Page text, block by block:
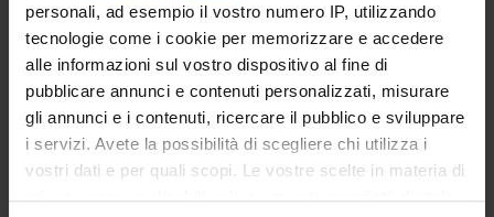
personali, ad esempio il vostro numero IP, utilizzando
tecnologie come i cookie per memorizzare e accedere
alle informazioni sul vostro dispositivo al fine di
pubblicare annunci e contenuti personalizzati, misurare
gli annunci e i contenuti, ricercare il pubblico e sviluppare
i servizi. Avete la possibilità di scegliere chi utilizza i
vostri dati e per quali scopi. Le vostre scelte in materia di
privacy sono applicabili solo su questa proprietà digitale
Enrolment Policy
Courses
Academic Calendar
Lesson timetable
Degree Programme
Exam calendar
Notices